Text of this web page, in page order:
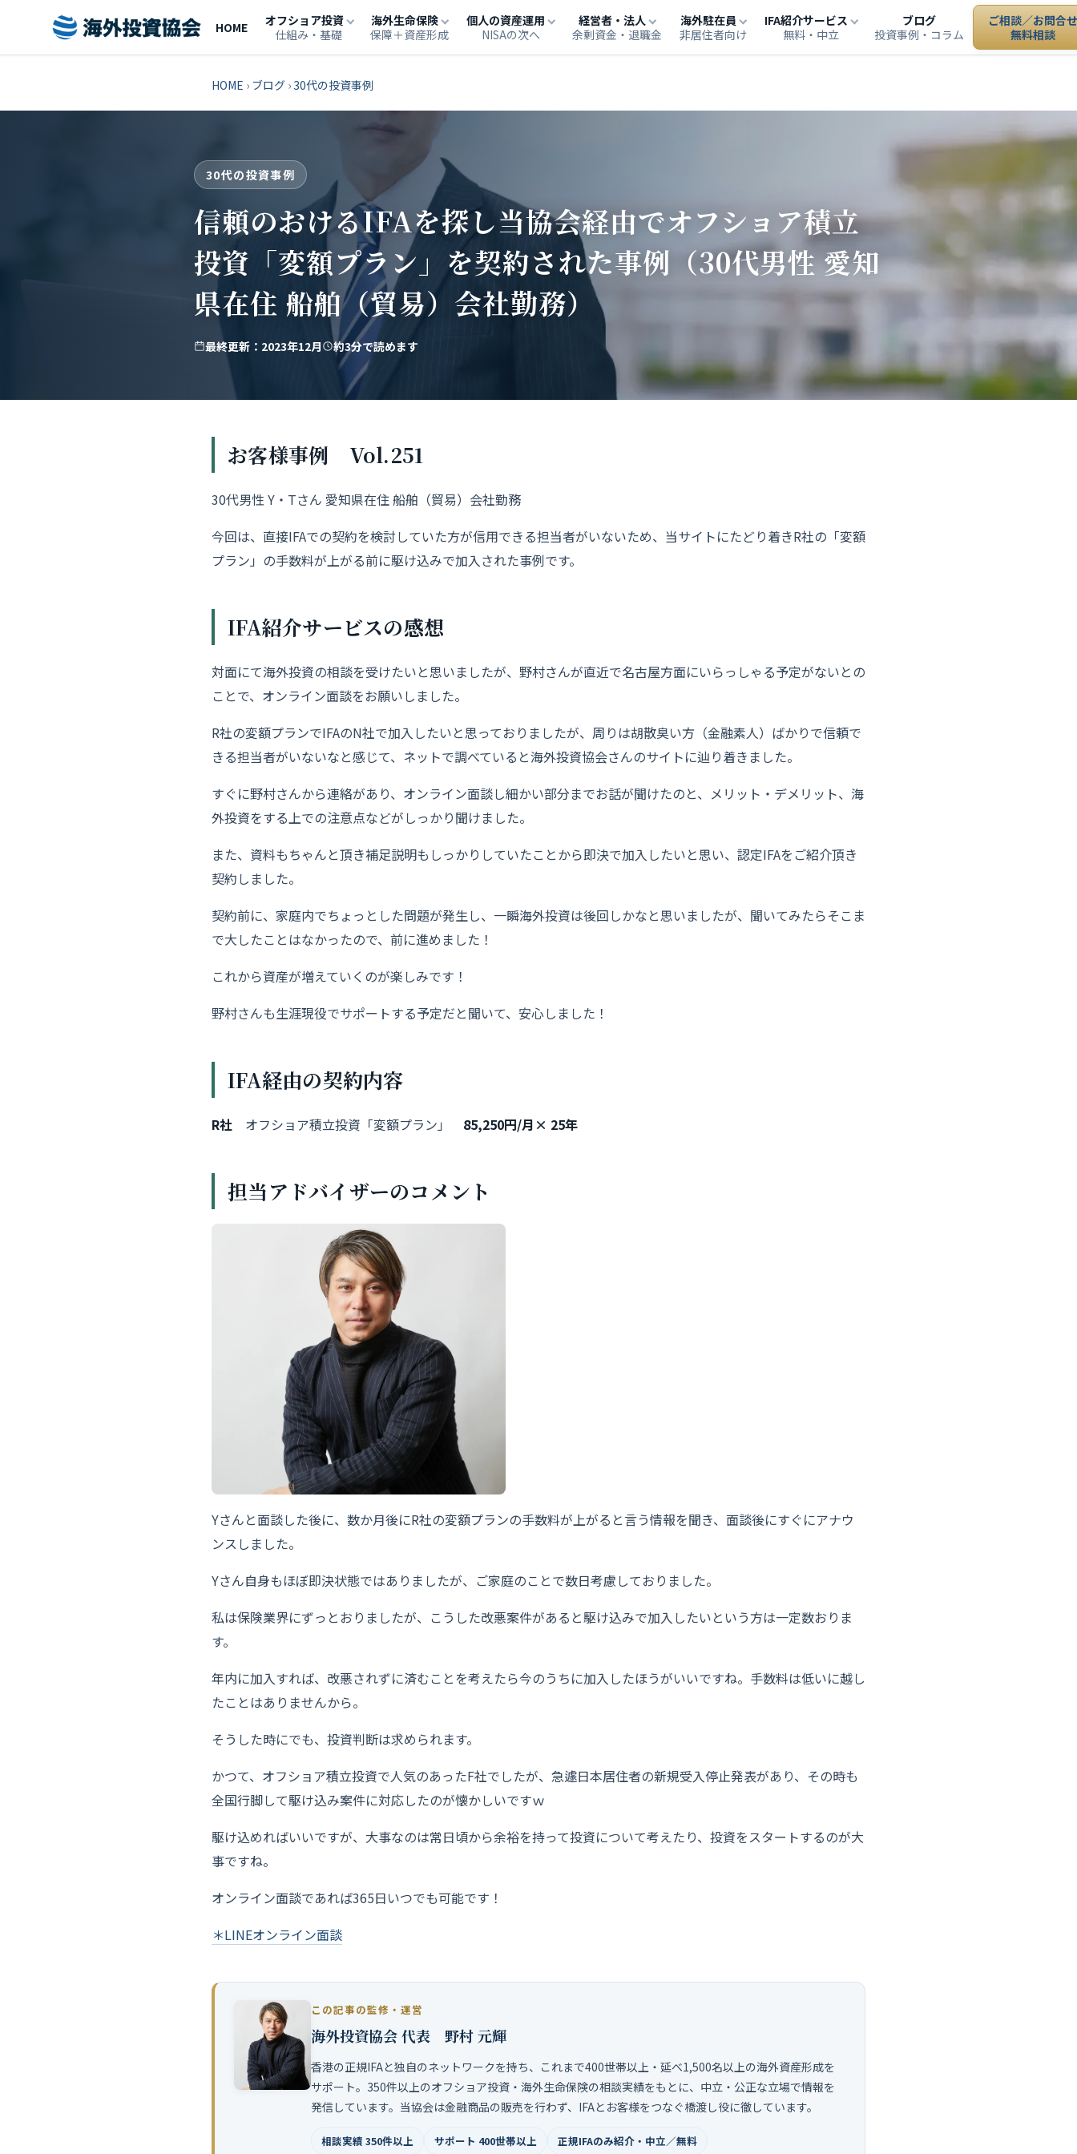
HOME
オフショア投資
仕組み・基礎
海外生命保険
保障＋資産形成
個人の資産運用
NISAの次へ
経営者・法人
余剰資金・退職金
海外駐在員
非居住者向け
IFA紹介サービス
無料・中立
ブログ
投資事例・コラム
ご相談／お問合
無料相談
HOME › ブログ › 30代の投資事例
30代の投資事例
信頼のおけるIFAを探し当協会経由でオフショア積立
投資「変額プラン」を契約された事例（30代男性 愛知
県在住 船舶（貿易）会社勤務）
最終更新：2023年12月 約3分で読めます
お客様事例 Vol.251
30代男性 Y・Tさん 愛知県在住 船舶（貿易）会社勤務
今回は、直接IFAでの契約を検討していた方が信用できる担当者がいないため、当サイトにたどり着きR社の「変額
プラン」の手数料が上がる前に駆け込みで加入された事例です。
IFA紹介サービスの感想
対面にて海外投資の相談を受けたいと思いましたが、野村さんが直近で名古屋方面にいらっしゃる予定がないとの
ことで、オンライン面談をお願いしました。
R社の変額プランでIFAのN社で加入したいと思っておりましたが、周りは胡散臭い方（金融素人）ばかりで信頼で
きる担当者がいないなと感じて、ネットで調べていると海外投資協会さんのサイトに辿り着きました。
すぐに野村さんから連絡があり、オンライン面談し細かい部分までお話が聞けたのと、メリット・デメリット、海
外投資をする上での注意点などがしっかり聞けました。
また、資料もちゃんと頂き補足説明もしっかりしていたことから即決で加入したいと思い、認定IFAをご紹介頂き
契約しました。
契約前に、家庭内でちょっとした問題が発生し、一瞬海外投資は後回しかなと思いましたが、聞いてみたらそこま
で大したことはなかったので、前に進めました！
これから資産が増えていくのが楽しみです！
野村さんも生涯現役でサポートする予定だと聞いて、安心しました！
IFA経由の契約内容
R社 オフショア積立投資「変額プラン」 85,250円/月× 25年
担当アドバイザーのコメント
Yさんと面談した後に、数か月後にR社の変額プランの手数料が上がると言う情報を聞き、面談後にすぐにアナウ
ンスしました。
Yさん自身もほぼ即決状態ではありましたが、ご家庭のことで数日考慮しておりました。
私は保険業界にずっとおりましたが、こうした改悪案件があると駆け込みで加入したいという方は一定数おりま
す。
年内に加入すれば、改悪されずに済むことを考えたら今のうちに加入したほうがいいですね。手数料は低いに越し
たことはありませんから。
そうした時にでも、投資判断は求められます。
かつて、オフショア積立投資で人気のあったF社でしたが、急遽日本居住者の新規受入停止発表があり、その時も
全国行脚して駆け込み案件に対応したのが懐かしいですｗ
駆け込めればいいですが、大事なのは常日頃から余裕を持って投資について考えたり、投資をスタートするのが大
事ですね。
オンライン面談であれば365日いつでも可能です！
＊LINEオンライン面談
この記事の監修・運営
海外投資協会 代表 野村 元輝
香港の正規IFAと独自のネットワークを持ち、これまで400世帯以上・延べ1,500名以上の海外資産形成を
サポート。350件以上のオフショア投資・海外生命保険の相談実績をもとに、中立・公正な立場で情報を
発信しています。当協会は金融商品の販売を行わず、IFAとお客様をつなぐ橋渡し役に徹しています。
相談実績 350件以上 サポート 400世帯以上 正規IFAのみ紹介・中立／無料